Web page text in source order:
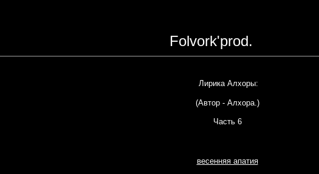
Folvork'prod.
Лирика Алхоры:
(Автор - Алхора.)
Часть 6
весенняя апатия